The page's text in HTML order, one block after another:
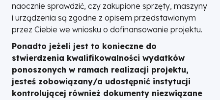
naocznie sprawdzić, czy zakupione sprzęty, maszyny
i urządzenia są zgodne z opisem przedstawionym
przez Ciebie we wniosku o dofinansowanie projektu.
Ponadto jeżeli jest to konieczne do
stwierdzenia kwalifikowalności wydatków
ponoszonych w ramach realizacji projektu,
jesteś zobowiązany/a udostępnić instytucji
kontrolującej również dokumenty niezwiązane